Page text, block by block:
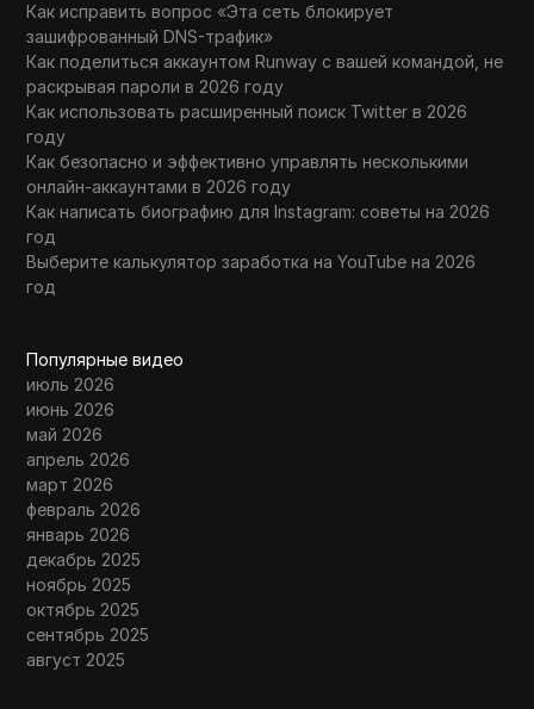
Как исправить вопрос «Эта сеть блокирует
зашифрованный DNS-трафик»
Как поделиться аккаунтом Runway с вашей командой, не
раскрывая пароли в 2026 году
Как использовать расширенный поиск Twitter в 2026
году
Как безопасно и эффективно управлять несколькими
онлайн-аккаунтами в 2026 году
Как написать биографию для Instagram: советы на 2026
год
Выберите калькулятор заработка на YouTube на 2026
год
Популярные видео
июль 2026
июнь 2026
май 2026
апрель 2026
март 2026
февраль 2026
январь 2026
декабрь 2025
ноябрь 2025
октябрь 2025
сентябрь 2025
август 2025